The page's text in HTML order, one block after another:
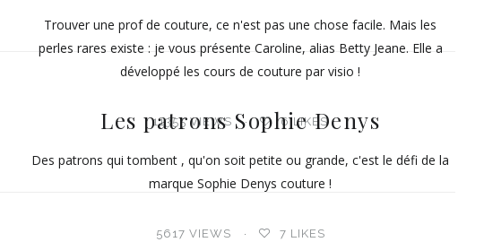
Trouver une prof de couture, ce n'est pas une chose facile. Mais les
perles rares existe : je vous présente Caroline, alias Betty Jeane. Elle a
développé les cours de couture par visio !
11355 VIEWS 6LIKES
Les patrons Sophie Denys
Des patrons qui tombent , qu'on soit petite ou grande, c'est le défi de la
marque Sophie Denys couture !
5617 VIEWS 7 LIKES